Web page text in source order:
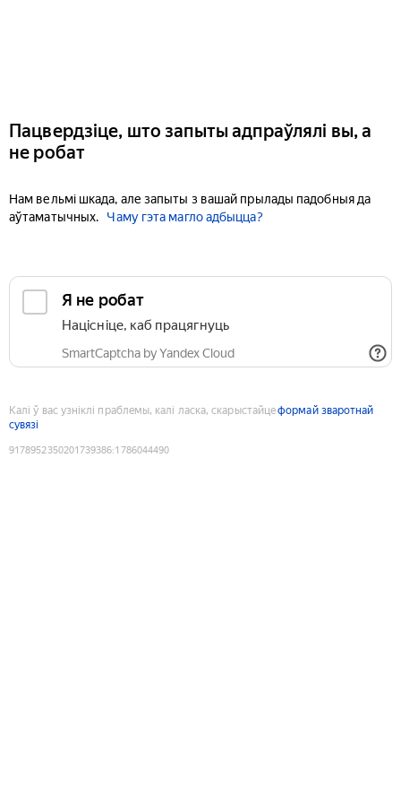
Пацвердзіце, што запыты адпраўлялі вы, а
не робат
Нам вельмі шкада, але запыты з вашай прылады падобныя да
аўтаматычных.
Чаму гэта магло адбыцца?
Я не робат
Націсніце, каб працягнуць
SmartCaptcha by Yandex Cloud
Калі ў вас узніклі праблемы, калі ласка, скарыстайцеформай зваротнай
сувязі
9178952350201739386:1786044490